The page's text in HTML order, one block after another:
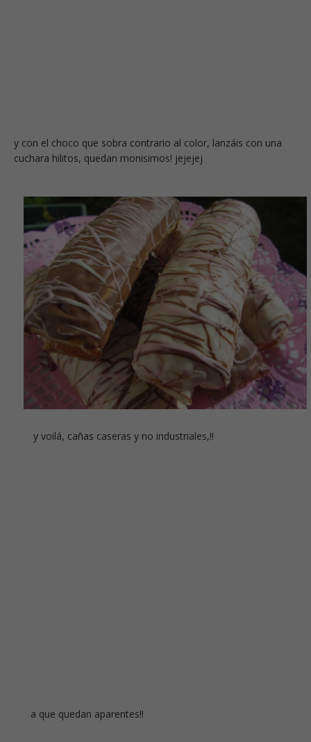
y con el choco que sobra contrario al color, lanzáis con una
cuchara hilitos, quedan monisimos! jejejej
y voilá, cañas caseras y no industriales,!!
a que quedan aparentes!!